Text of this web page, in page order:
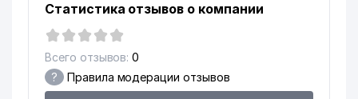
17
INTER INVESTMENT
CONSULTING ООО
18
АКАН УЗБЕКСКО-ТУРЕЦКОЕ СП
ООО
Статистика отзывов о компании
Всего отзывов: 0
? Правила модерации отзывов